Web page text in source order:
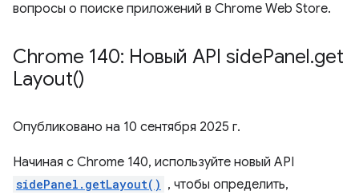
вопросы о поиске приложений в Chrome Web Store.
Chrome 140: Новый API sidePanel.get
Layout()
Опубликовано на 10 сентября 2025 г.
Начиная с Chrome 140, используйте новый API
sidePanel.getLayout() , чтобы определить,